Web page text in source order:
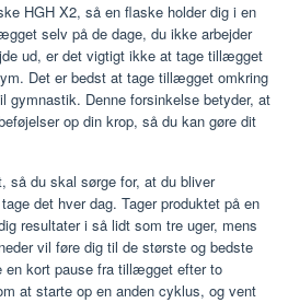
HGH X2, så en flaske holder dig i en
selv på de dage, du ikke arbejder
ud, er det vigtigt ikke at tage tillægget
Det er bedst at tage tillægget omkring
gymnastik. Denne forsinkelse betyder, at
op din krop, så du kan gøre dit
så du skal sørge for, at du bliver
det hver dag. Tager produktet på en
resultater i så lidt som tre uger, mens
vil føre dig til de største og bedste
en kort pause fra tillægget efter to
at starte op en anden cyklus, og vent